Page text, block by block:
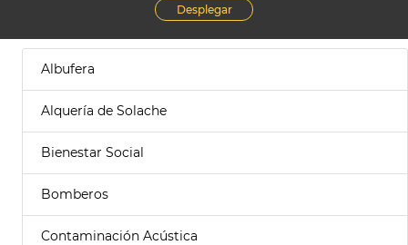
Desplegar
Albufera
Alquería de Solache
Bienestar Social
Bomberos
Contaminación Acústica